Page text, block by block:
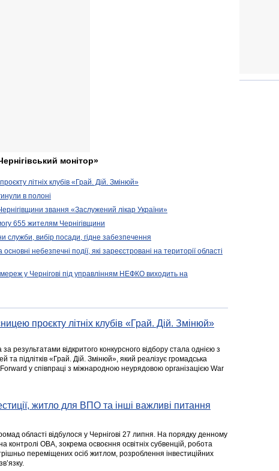
монітор»
літніх клубів «Грай. Дій. Змінюй»
в полоні
звання «Заслужений лікар України»
655 жителям Чернігівщини
служби, вибір посади, гідне забезпечення
небезпечні події, які зареєстровані на території області
у Чернігові під управлінням НЕФКО виходить на
проєкту літніх клубів «Грай. Дій. Змінюй»
за результатами відкритого конкурсного відбору стала однією з
та підлітків «Грай. Дій. Змінюй», який реалізує громадська
у співпраці з міжнародною неурядовою організацією War
житло для ВПО та інші важливі питання
області відбулося у Чернігові 27 липня. На порядку денному
контролі ОВА, зокрема освоєння освітніх субвенцій, робота
переміщених осіб житлом, розроблення інвестиційних